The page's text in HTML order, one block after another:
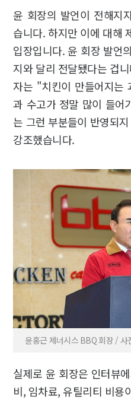
윤 회장의 발언이 전해지
습니다. 하지만 이에 대해
입장입니다. 윤 회장 발언
지와 달리 전달됐다는 겁
자는 "치킨이 만들어지는
과 수고가 정말 많이 들어
는 그런 부분들이 반영되
강조했습니다.
윤홍근 제너시스 BBQ 회장 / 사
실제로 윤 회장은 인터뷰
비, 임차료, 유틸리티 비용